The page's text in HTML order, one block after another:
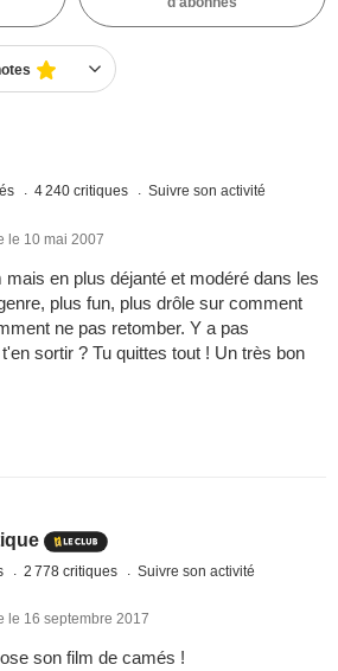
4 240 critiques Suivre son activité
le 10 mai 2007
en plus déjanté et modéré dans les
plus fun, plus drôle sur comment
ne pas retomber. Y a pas
sortir ? Tu quittes tout ! Un très bon
2 778 critiques Suivre son activité
le 16 septembre 2017
son film de camés !